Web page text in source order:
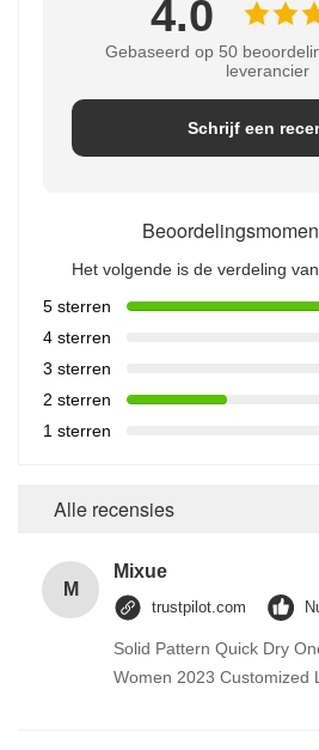
4.0
Gebaseerd op 50
leverancier
Schrijf een
Het volgende is de verdeling
5 sterren
4 sterren
3 sterren
2 sterren
1 sterren
Alle recensies
M
Mixue
trustpilot.com
Solid Pattern Quick Dry
Women 2023 Customized